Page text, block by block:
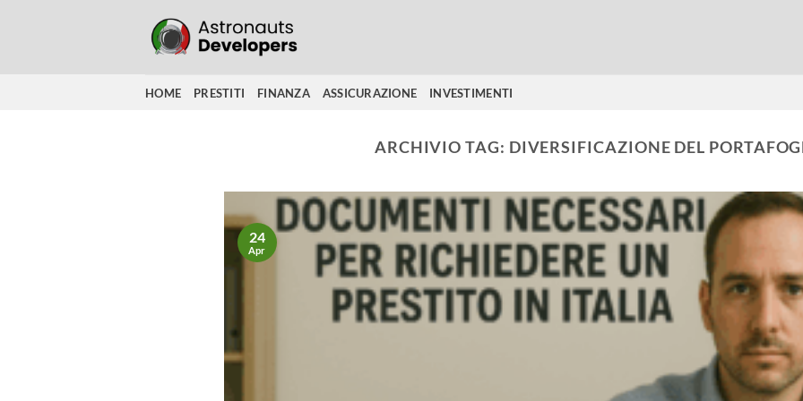
HOME PRESTITI FINANZA ASSICURAZIONE INVESTIMENTI
ARCHIVIO TAG: DIVERSIFICAZIONE DEL
24
Apr